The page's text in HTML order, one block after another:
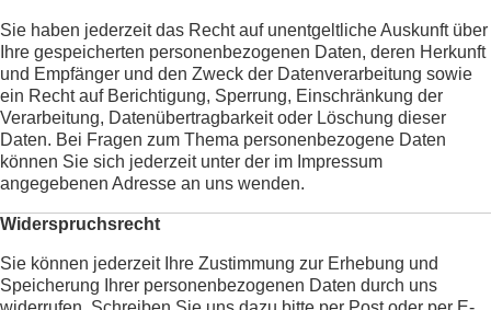
Sie haben jederzeit das Recht auf unentgeltliche Auskunft über
Ihre gespeicherten personenbezogenen Daten, deren Herkunft
und Empfänger und den Zweck der Datenverarbeitung sowie
ein Recht auf Berichtigung, Sperrung, Einschränkung der
Verarbeitung, Datenübertragbarkeit oder Löschung dieser
Daten. Bei Fragen zum Thema personenbezogene Daten
können Sie sich jederzeit unter der im Impressum
angegebenen Adresse an uns wenden.
Widerspruchsrecht
Sie können jederzeit Ihre Zustimmung zur Erhebung und
Speicherung Ihrer personenbezogenen Daten durch uns